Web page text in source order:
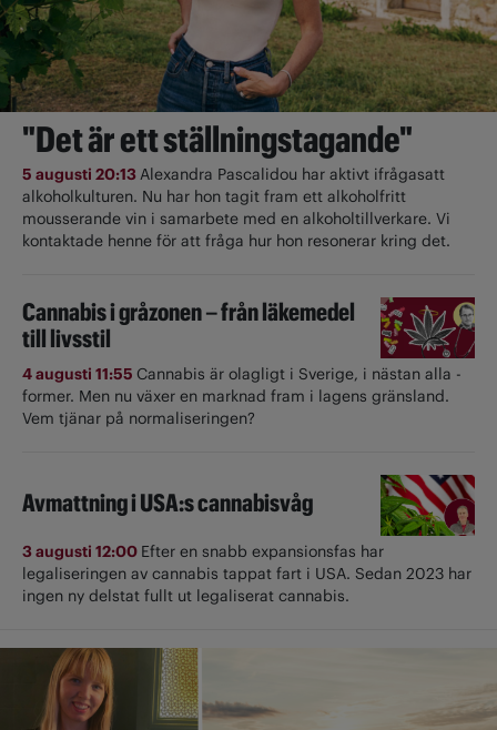
"Det är ett ställningstagande"
5 augusti 20:13Alexandra Pascalidou har aktivt ifrågasatt
alkoholkulturen. Nu har hon tagit fram ett alkoholfritt
mousserande vin i samarbete med en alkoholtillverkare. Vi
kontaktade henne för att fråga hur hon resonerar kring det.
Cannabis i gråzonen – från läkemedel
till livsstil
4 augusti 11:55 Cannabis är olagligt i ­Sverige, i nästan alla ­
former. Men nu växer en marknad fram i lagens gränsland.
Vem tjänar på normaliseringen?
Avmattning i USA:s cannabisvåg
3 augusti 12:00 Efter en snabb expansionsfas har
legaliseringen av cannabis tappat fart i USA. Sedan 2023 har
ingen ny delstat fullt ut ­legaliserat cannabis.